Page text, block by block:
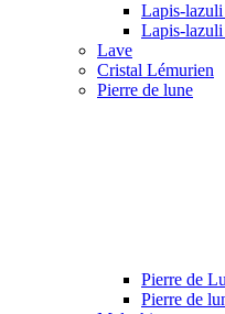
Lapis-lazuli
Lapis-
Lave
Cristal Lémurien
Pierre de lune
Pierre de
Pierre de